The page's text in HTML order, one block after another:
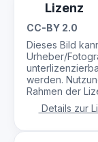
Lizenz
CC-BY 2.0
Dieses Bild
Urheber/
werden.
Rahmen der
Details zur